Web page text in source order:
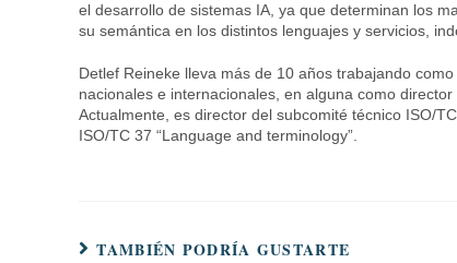
el desarrollo de sistemas IA, ya que determinan los
su semántica en los distintos lenguajes y servicios,
Detlef Reineke lleva más de 10 años trabajando
nacionales e internacionales, en alguna como
Actualmente, es director del subcomité técnico ISO/
ISO/TC 37 “Language and terminology”.
TAMBIÉN PODRÍA GUSTARTE